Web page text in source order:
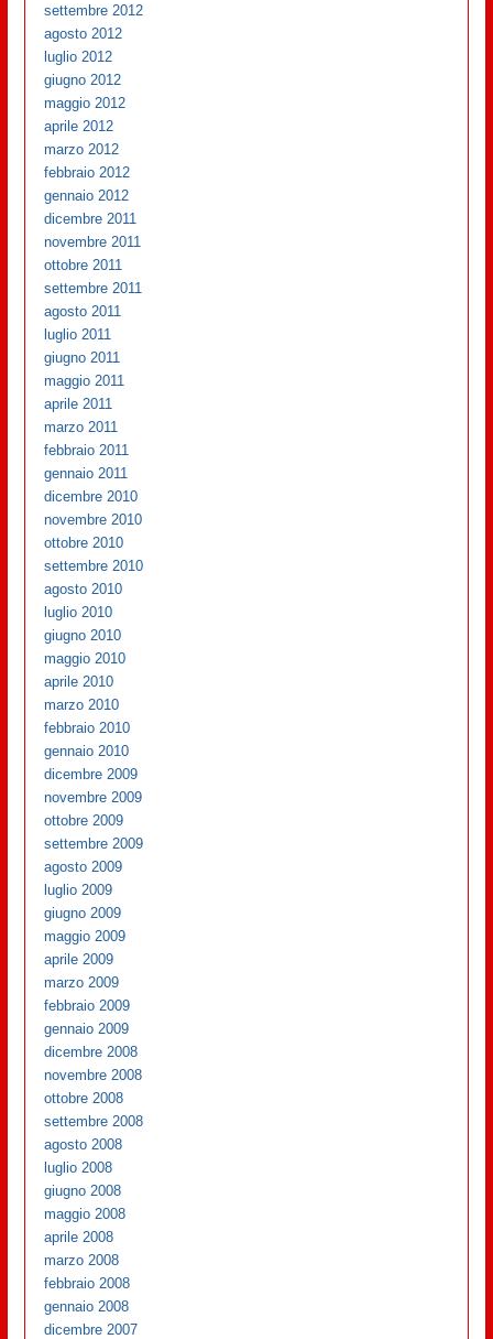
settembre 2012
agosto 2012
luglio 2012
giugno 2012
maggio 2012
aprile 2012
marzo 2012
febbraio 2012
gennaio 2012
dicembre 2011
novembre 2011
ottobre 2011
settembre 2011
agosto 2011
luglio 2011
giugno 2011
maggio 2011
aprile 2011
marzo 2011
febbraio 2011
gennaio 2011
dicembre 2010
novembre 2010
ottobre 2010
settembre 2010
agosto 2010
luglio 2010
giugno 2010
maggio 2010
aprile 2010
marzo 2010
febbraio 2010
gennaio 2010
dicembre 2009
novembre 2009
ottobre 2009
settembre 2009
agosto 2009
luglio 2009
giugno 2009
maggio 2009
aprile 2009
marzo 2009
febbraio 2009
gennaio 2009
dicembre 2008
novembre 2008
ottobre 2008
settembre 2008
agosto 2008
luglio 2008
giugno 2008
maggio 2008
aprile 2008
marzo 2008
febbraio 2008
gennaio 2008
dicembre 2007